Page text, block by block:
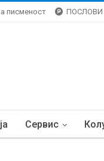
писменост ПОСЛОВИ
Сервис